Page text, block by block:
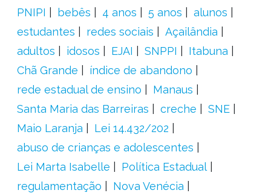
PNIPI
bebês 4 anos 5 anos
alunos
estudantes
redes sociais
Açailândia
adultos
idosos EJAI SNPPI
Itabuna
Chã Grande
índice de abandono
rede estadual de ensino
Manaus
Santa Maria das Barreiras
creche
SNE
Maio Laranja
Lei 14.432/202
abuso de crianças e adolescentes
Lei Marta Isabelle
Política Estadual
regulamentação
Nova Venécia